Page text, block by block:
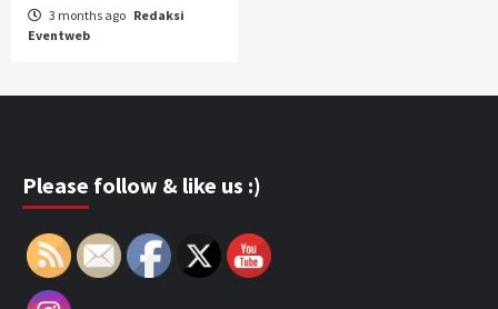
3 months ago Redaksi
Eventweb
Please follow & like us :)